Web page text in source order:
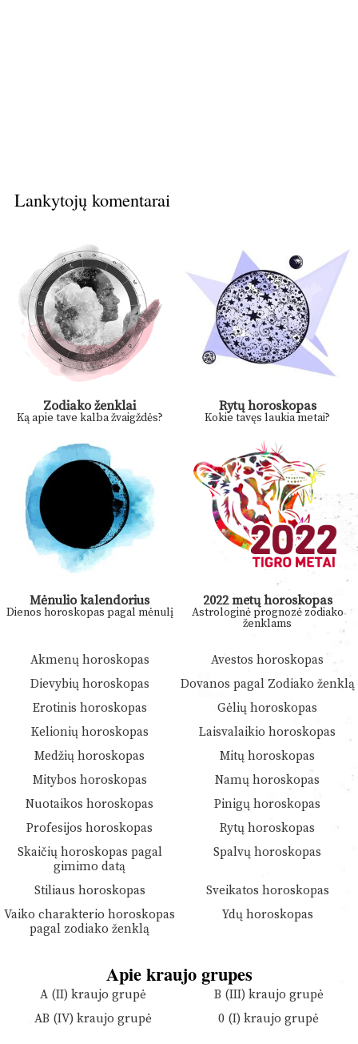
Lankytojų komentarai
Zodiako ženklai
Ką apie tave kalba žvaigždės?
Rytų horoskopas
Kokie tavęs laukia metai?
Mėnulio kalendorius
Dienos horoskopas pagal mėnulį
2022 metų horoskopas
Astrologinė prognozė zodiako
ženklams
Akmenų horoskopas
Avestos horoskopas
Dievybių horoskopas
Dovanos pagal Zodiako ženklą
Erotinis horoskopas
Gėlių horoskopas
Kelionių horoskopas
Laisvalaikio horoskopas
Medžių horoskopas
Mitų horoskopas
Mitybos horoskopas
Namų horoskopas
Nuotaikos horoskopas
Pinigų horoskopas
Profesijos horoskopas
Rytų horoskopas
Skaičių horoskopas pagal
gimimo datą
Spalvų horoskopas
Stiliaus horoskopas
Sveikatos horoskopas
Vaiko charakterio horoskopas
pagal zodiako ženklą
Ydų horoskopas
Apie kraujo grupes
A (II) kraujo grupė
B (III) kraujo grupė
AB (IV) kraujo grupė
0 (I) kraujo grupė